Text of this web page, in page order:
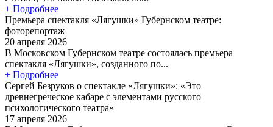
+ Подробнее
Премьера спектакля «Лягушки» Губернском театре:
фоторепортаж
20 апреля 2026
В Московском Губернском театре состоялась премьера
спектакля «Лягушки», созданного по...
+ Подробнее
Сергей Безруков о спектакле «Лягушки»: «Это
древнегреческое кабаре с элементами русского
психологического театра»
17 апреля 2026